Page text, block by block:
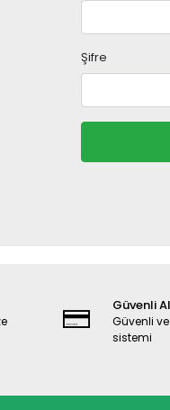
Şifre
Güvenli
Güvenli
sistemi